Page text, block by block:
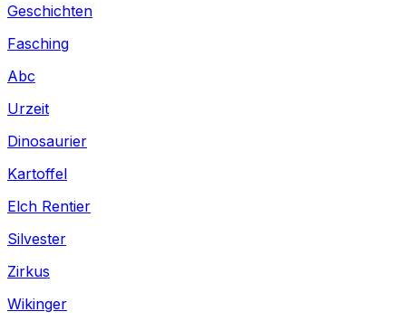
Geschichten
Fasching
Abc
Urzeit
Dinosaurier
Kartoffel
Elch Rentier
Silvester
Zirkus
Wikinger